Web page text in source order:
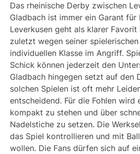
Das rheinische Derby zwischen
Gladbach ist immer ein Garant für
Leverkusen geht als klarer Favorit
zuletzt wegen seiner
individuellen Klasse im Angriff.
Schick können jederzeit den
Gladbach hingegen setzt auf den
solchen Spielen ist oft mehr
entscheidend. Für die Fohlen wird
kompakt zu stehen und über
Nadelstiche zu setzen. Die
das Spiel kontrollieren und mit
wollen. Die Fans dürfen sich auf